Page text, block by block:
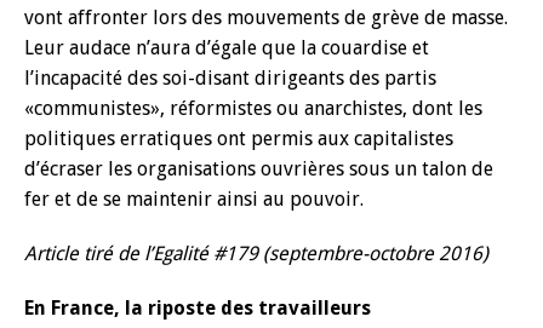
vont affronter lors des mouvements de grève de masse.
Leur audace n’aura d’égale que la couardise et
l’incapacité des soi-disant dirigeants des partis
«communistes», réformistes ou anarchistes, dont les
politiques erratiques ont permis aux capitalistes
d’écraser les organisations ouvrières sous un talon de
fer et de se maintenir ainsi au pouvoir.
Article tiré de l’Egalité #179 (septembre-octobre 2016)
En France, la riposte des travailleurs